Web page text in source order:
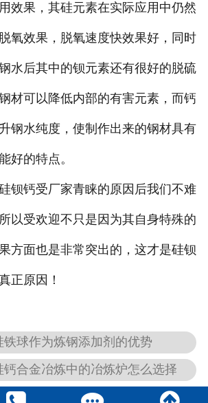
效果，其硅元素在实际应用中仍然
氧效果，脱氧速度快效果好，同时
水后其中的钡元素还有很好的脱硫
材可以降低内部的有害元素，而钙
钢水纯度，使制作出来的钢材具有
好的特点。
钙受厂家青睐的原因后我们不难
以受欢迎不只是因为其自身特殊的
方面也是非常突出的，这才是硅钡
正原因！
铁球作为炼钢添加剂的优势
合金冶炼中的冶炼炉怎么选择